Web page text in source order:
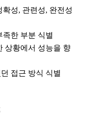
성, 관련성, 완전성
한 부분 식별
상황에서 성능을 향
접근 방식 식별